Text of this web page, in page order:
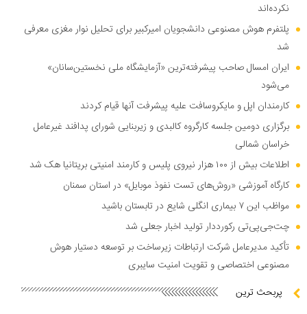
نکرده‌اند
پلتفرم هوش مصنوعی دانشجویان امیرکبیر برای تحلیل نوار مغزی معرفی
شد
ایران امسال صاحب پیشرفته‌ترین «آزمایشگاه ملی نخستین‌سانان»
می‌شود
کارمندان اپل و مایکروسافت علیه پیشرفت آنها قیام کردند
برگزاری دومین جلسه کارگروه کالبدی و زیربنایی شورای پدافند غیرعامل
خراسان شمالی
اطلاعات بیش از ۱۰۰ هزار نیروی پلیس و کارمند امنیتی بریتانیا هک شد
کارگاه آموزشی «روش‌های تست نفوذ موبایل» در استان سمنان
مواظب این ۷ بیماری انگلی شایع در تابستان باشید
چت‌جی‌پی‌تی رکورددار تولید اخبار جعلی شد
تأکید مدیرعامل شرکت ارتباطات زیرساخت بر توسعه دستیار هوش
مصنوعی اختصاصی و تقویت امنیت سایبری
پربحث ترین